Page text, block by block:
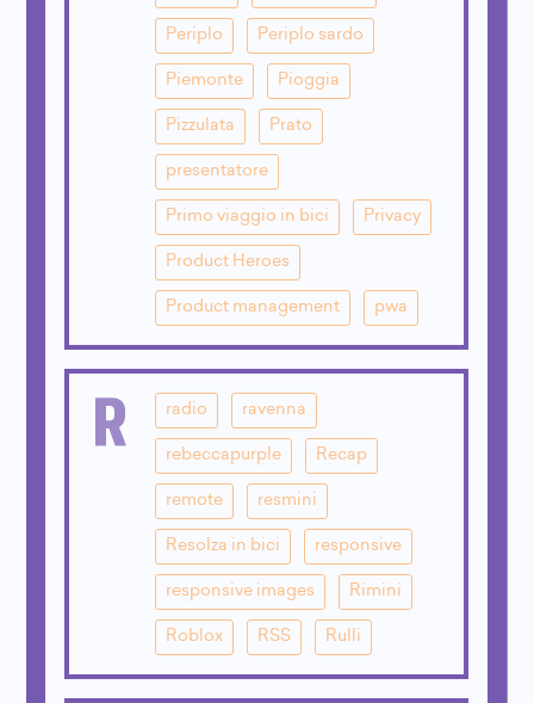
Periplo Periplo sardo
Piemonte Pioggia
Pizzulata Prato
presentatore
Primo viaggio in bici Privacy
Product Heroes
Product management pwa
R radio ravenna
rebeccapurple Recap
remote resmini
Resolza in bici responsive
responsive images Rimini
Roblox RSS Rulli